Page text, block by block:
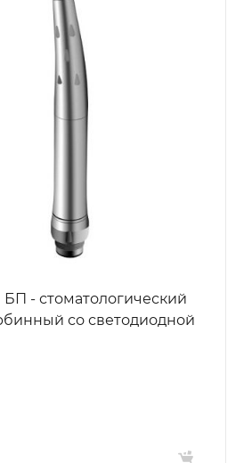
- стоматологический
со светодиодной